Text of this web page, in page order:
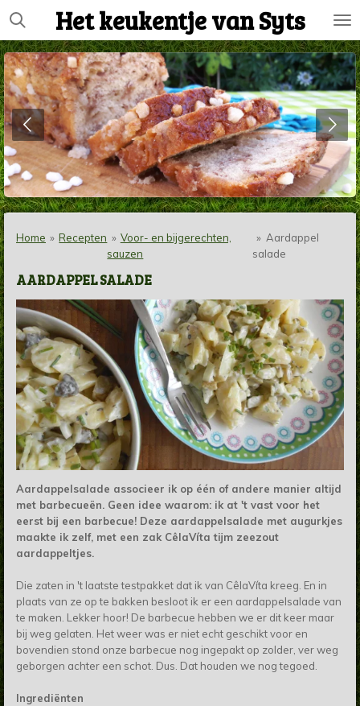
Ga
direct
naar
de
hoofdinhoud
Het keukentje van Syts
Home » Recepten » Voor- en bijgerechten,
sauzen
» Aardappel
salade
AARDAPPEL SALADE
Aardappelsalade associeer ik op één of andere manier altijd
met barbecueën. Geen idee waarom: ik at 't vast voor het
eerst bij een barbecue! Deze aardappelsalade met augurkjes
maakte ik zelf, met een zak CêlaVíta tijm zeezout
aardappeltjes.
Die zaten in 't laatste testpakket dat ik van CêlaVíta kreeg. En in
plaats van ze op te bakken besloot ik er een aardappelsalade van
te maken. Lekker hoor! De barbecue hebben we er dit keer maar
bij weg gelaten. Het weer was er niet echt geschikt voor en
bovendien stond onze barbecue nog ingepakt op zolder, ver weg
geborgen achter een schot. Dus. Dat houden we nog tegoed.
Ingrediënten